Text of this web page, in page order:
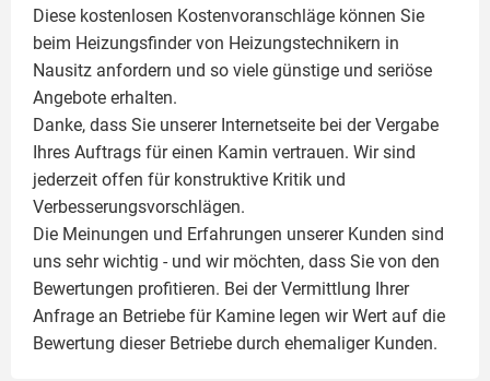
Diese kostenlosen Kostenvoranschläge können Sie
beim Heizungsfinder von Heizungstechnikern in
Nausitz anfordern und so viele günstige und seriöse
Angebote erhalten.
Danke, dass Sie unserer Internetseite bei der Vergabe
Ihres Auftrags für einen Kamin vertrauen. Wir sind
jederzeit offen für konstruktive Kritik und
Verbesserungsvorschlägen.
Die Meinungen und Erfahrungen unserer Kunden sind
uns sehr wichtig - und wir möchten, dass Sie von den
Bewertungen profitieren. Bei der Vermittlung Ihrer
Anfrage an Betriebe für Kamine legen wir Wert auf die
Bewertung dieser Betriebe durch ehemaliger Kunden.